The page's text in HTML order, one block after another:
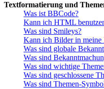
Textformatierung und
Was ist BBCode?
Kann ich HTML
Was sind Smileys?
Kann ich Bilder in meine
Was sind globale
Was sind
Was sind wichtige
Was sind geschlossene
Was sind Themen-